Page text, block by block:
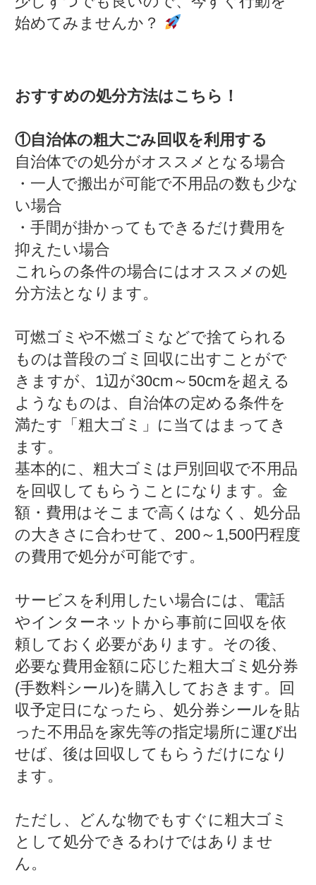
始めてみませんか？
おすすめの処分方法はこちら！
①自治体の粗大ごみ回収を利用する
自治体での処分がオススメとなる場合
・一人で搬出が可能で不用品の数も少な
い場合
・手間が掛かってもできるだけ費用を
抑えたい場合
これらの条件の場合にはオススメの処
分方法となります。
可燃ゴミや不燃ゴミなどで捨てられる
ものは普段のゴミ回収に出すことがで
きますが、1辺が30cm～50cmを超える
ようなものは、自治体の定める条件を
満たす「粗大ゴミ」に当てはまってき
ます。
基本的に、粗大ゴミは戸別回収で不用品
を回収してもらうことになります。金
額・費用はそこまで高くはなく、処分品
の大きさに合わせて、200～1,500円程度
の費用で処分が可能です。
サービスを利用したい場合には、電話
やインターネットから事前に回収を依
頼しておく必要があります。その後、
必要な費用金額に応じた粗大ゴミ処分券
(手数料シール)を購入しておきます。回
収予定日になったら、処分券シールを貼
った不用品を家先等の指定場所に運び出
せば、後は回収してもらうだけになり
ます。
ただし、どんな物でもすぐに粗大ゴミ
として処分できるわけではありませ
ん。